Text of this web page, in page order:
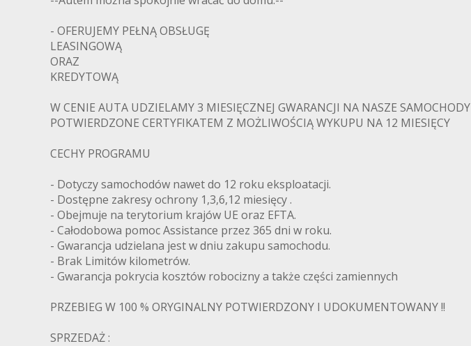
- OFERUJEMY PEŁNĄ OBSŁUGĘ
LEASINGOWĄ
ORAZ
KREDYTOWĄ
W CENIE AUTA UDZIELAMY 3 MIESIĘCZNEJ GWARANCJI NA NASZE SAMOCHODY
POTWIERDZONE CERTYFIKATEM Z MOŻLIWOŚCIĄ WYKUPU NA 12 MIESIĘCY
CECHY PROGRAMU
- Dotyczy samochodów nawet do 12 roku eksploatacji.
- Dostępne zakresy ochrony 1,3,6,12 miesięcy .
- Obejmuje na terytorium krajów UE oraz EFTA.
- Całodobowa pomoc Assistance przez 365 dni w roku.
- Gwarancja udzielana jest w dniu zakupu samochodu.
- Brak Limitów kilometrów.
- Gwarancja pokrycia kosztów robocizny a także części zamiennych
PRZEBIEG W 100 % ORYGINALNY POTWIERDZONY I UDOKUMENTOWANY !!
SPRZEDAŻ :